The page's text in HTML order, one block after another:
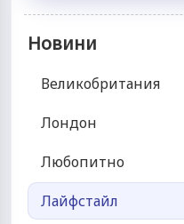
Новини
Великобритания
Лондон
Любопитно
Лайфстайл